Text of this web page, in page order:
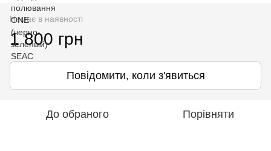
Немає в наявності
1 800 грн
Повідомити, коли з'явиться
До обраного Порівняти